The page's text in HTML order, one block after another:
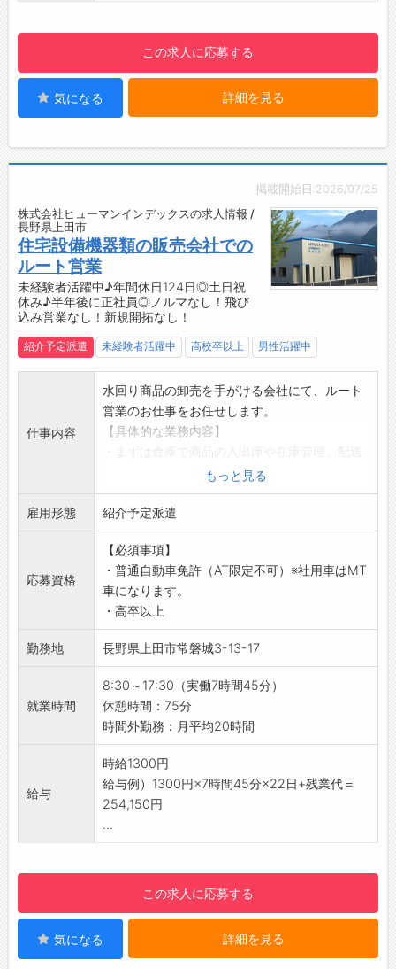
☆
◆職場見学可能！自分が働くイメージができま
す。
みなさまのご応募を心よりお待ちしております
＾＾
バランスを整えられます◎
◆土日休み♪
・プライベートの時間も大切にできます！
・6ヶ月後に直接雇用へ切替前提◎
【研修制度】
・丁寧なOJTあり！疑問や不安があってもすぐ
す♪
【職場の雰囲気】
・和気あいあいとしていて、風通しのいい職場
です◎
【やりがい】
・生産に必要な部材をスムーズに手配すること
で、ものづくりを支える重要な役割を担えま
・社内外の多くの人と関わりながら、幅広い知
識やスキルを身につけることができます！
【企業について】
・「ものづくり」で未来を切り拓く仲間を募集
◇働きやすい環境で、長く安定して働けます♪
・ライフスタイルに合わせた働き方ができ、キ
ャリアと私生活の両立が可能です◎
・新しい価値を一緒に創造していける方をお待
ちしています！
【こんな方にオススメ♪】
◇事務職にチャレンジしたい方
◆安定企業で長く働きたい方
◇コミュニケーションを取りながら仕事を進め
ることが好きな方
◇ワークライフバランスを大切にしたい方
◆将来的に直接雇用を目指したい方
☆----------------------------------------
☆
勤務実績に応じて、給与前払いが可能です◎
簡単申請！簡単受取！日払い即日払い対応！
☆----------------------------------------
◆ご不明点はいつでもご相談ください！
この求人に応募する
気になる 詳細を見る
掲載開始日:2026/07/25
株式会社ヒューマンインデックスの求人情報 /
長野県上田市
住宅設備機器類の販売会社での
ルート営業
未経験者活躍中♪年間休日124日◎土日祝
休み♪半年後に正社員◎ノルマなし！飛び
込み営業なし！新規開拓なし！
紹介予定派遣 未経験者活躍中 高校卒以上 男性活躍中
仕事内容
水回り商品の卸売を手がける会社にて、ルート
営業のお仕事をお任せします。
【具体的な業務内容】
などを経験しながら、取り扱う商品を覚えてい
ただきます。
・慣れてきたら、決められたお客様の事業所や
工事現場への定期訪問によるルート営業を担当
していただきます。
◎取引先へ定期訪問を行い、お客様からのご依
頼にしっかりと対応する営業スタイルです！
▼取扱商品（水回り関連）
・管工機材（パイプ・継手類）
・住宅設備機器（キッチン・ユニットバス・ト
【未経験OK！】
・先輩社員が丁寧にサポートするので、少しず
つ仕事に慣れていけます♪
【おすすめポイント】
◆ノルマ・新規開拓・飛び込み営業は一切なし
◎
・趣味や家族との時間もしっかり確保でき、オ
ンオフのメリハリをつけて働けます。
【半年後に正社員雇用の紹介予定派遣！】
・営業スキルを身につけながら、自分磨きもで
もっと見る
雇用形態 紹介予定派遣
応募資格
【必須事項】
・普通自動車免許（AT限定不可）※社用車はMT
車になります。
・高卒以上
勤務地 長野県上田市常磐城3-13-17
就業時間
8:30～17:30（実働7時間45分）
休憩時間：75分
時間外勤務：月平均20時間
給与
時給1300円
給与例）1300円×7時間45分×22日+残業代＝
254,150円
...
この求人に応募する
気になる 詳細を見る